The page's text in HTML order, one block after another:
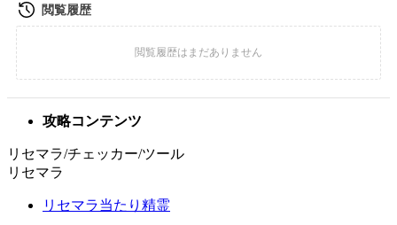
攻略コンテンツ
リセマラ/チェッカー/ツール
リセマラ
リセマラ当たり精霊